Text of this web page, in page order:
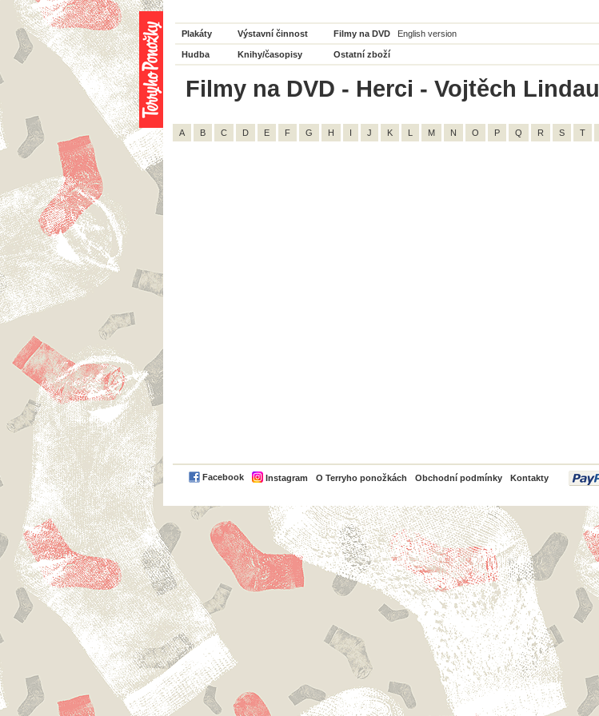
Plakáty Výstavní činnost Filmy na DVD English version
Hudba Knihy/časopisy Ostatní zboží
Filmy na DVD - Herci - Vojtěch
A B C D E F G H I J K L M N O P Q R S T
Facebook Instagram O Terryho ponožkách Obchodní podmínky Kontakty
PayPal